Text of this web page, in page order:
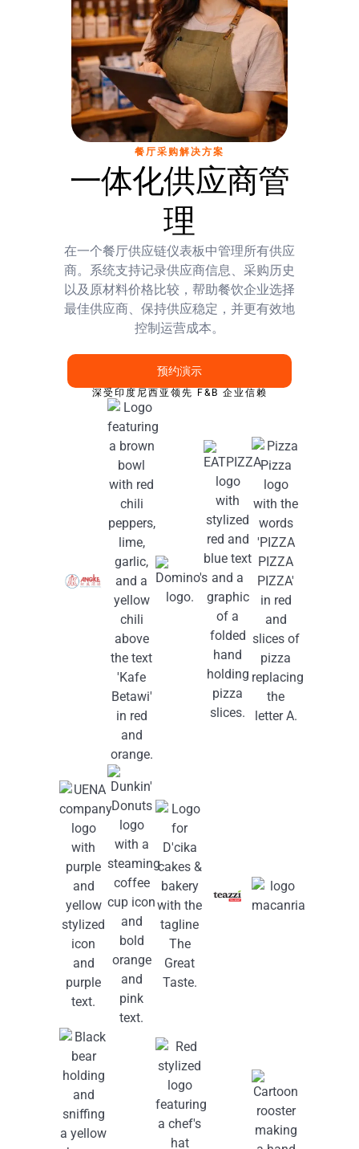
餐厅采购解决方案
一体化供应商管
理
在一个餐厅供应链仪表板中管理所有供应
商。系统支持记录供应商信息、采购历史
以及原材料价格比较，帮助餐饮企业选择
最佳供应商、保持供应稳定，并更有效地
控制运营成本。
预约演示
深受印度尼西亚领先 F&B 企业信赖